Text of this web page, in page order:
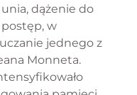
dążenie do
w
jednego z
Monneta.